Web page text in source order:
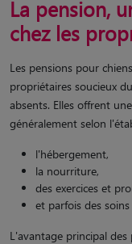
La pension,
chez les
Les pensions pour
propriétaires soucieux
absents. Elles offrent
généralement selon
l'hébergement,
la nourriture,
des exercices et
et parfois des
L'avantage principal